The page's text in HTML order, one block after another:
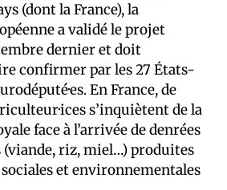
(dont la France), la
a validé le projet
dernier et doit
confirmer par les 27 États-
En France, de
s’inquiètent de la
face à l’arrivée de denrées
riz, miel…) produites
et environnementales